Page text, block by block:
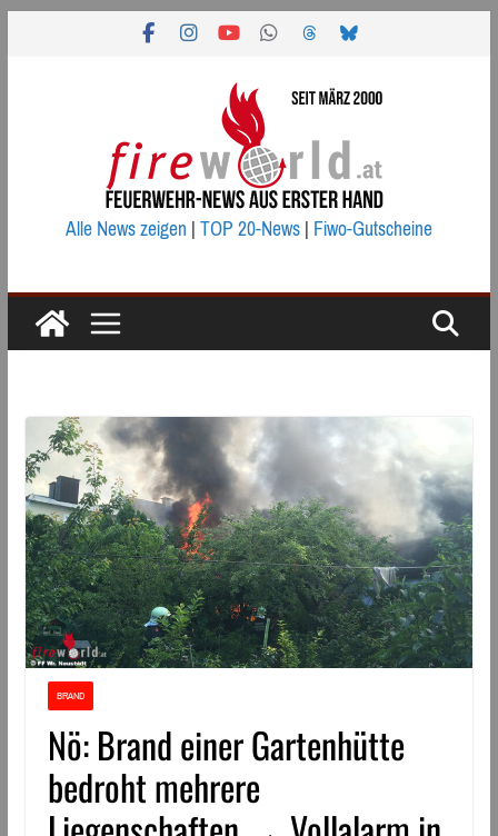
Alle News zeigen|TOP 20-News|Fiwo-Gutscheine
BRAND
Nö: Brand einer Gartenhütte
bedroht mehrere